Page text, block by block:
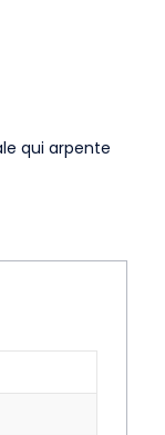
qui arpente